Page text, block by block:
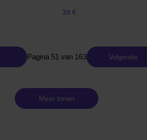
39 €
Pagina 51 van 163 Volgende
Meer tonen